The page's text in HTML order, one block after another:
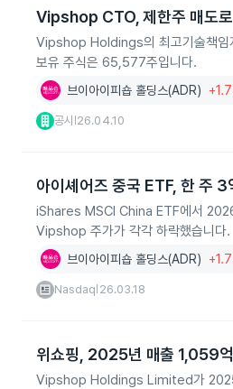
Vipshop CTO, 제한주 매도
Vipshop Holdings의 최고기술책임
보유 주식은 65,577주입니다.
브이아이피숍 홀딩스(ADR)
공시 26.04.10
아이셰어즈 중국 ETF, 한 주 3
iShares MSCI China ETF에서
Vipshop 주가가 각각 하락했습니다.
브이아이피숍 홀딩스(ADR)
Nasdaq 26.03.18
위쇼핑, 2025년 매출 1,059
Vipshop Holdings Limited가 2025